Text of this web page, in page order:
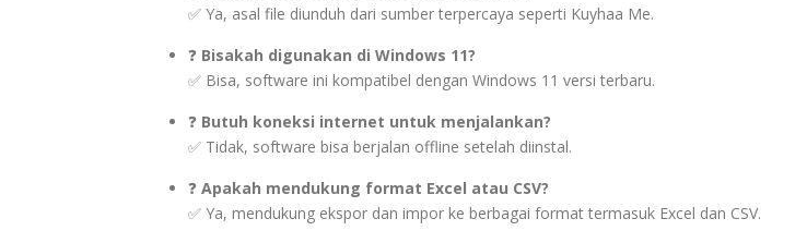
✅ Ya, asal file diunduh dari sumber terpercaya seperti Kuyhaa Me.
❓ Bisakah digunakan di Windows 11?
✅ Bisa, software ini kompatibel dengan Windows 11 versi terbaru.
❓ Butuh koneksi internet untuk menjalankan?
✅ Tidak, software bisa berjalan offline setelah diinstal.
❓ Apakah mendukung format Excel atau CSV?
✅ Ya, mendukung ekspor dan impor ke berbagai format termasuk Excel dan CSV.